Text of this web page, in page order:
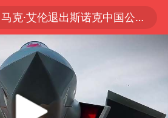
马克·艾伦退出斯诺克中国公开赛
WTT瑞典大满贯女单签表出炉
情侣平潭拍日出坠崖1死1伤